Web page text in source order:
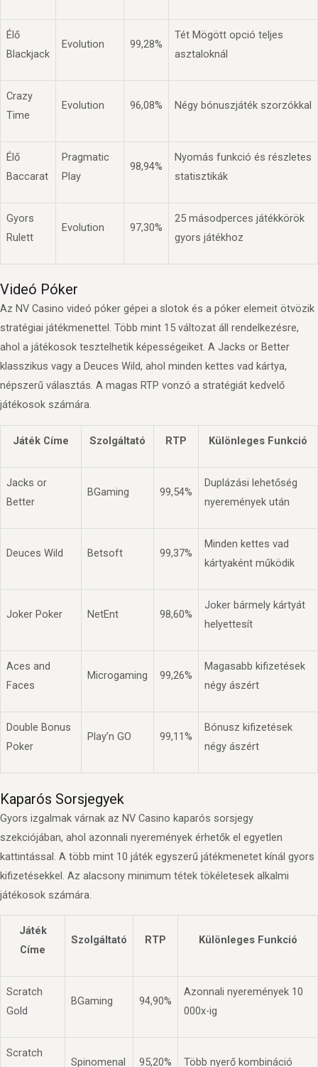
Élő
Blackjack
Evolution 99,28%
Tét Mögött opció teljes
asztaloknál
Crazy
Time
Evolution 96,08% Négy bónuszjáték szorzókkal
Élő
Baccarat
Pragmatic
Play
98,94%
Nyomás funkció és részletes
statisztikák
Gyors
Rulett
Evolution 97,30%
25 másodperces játékkörök
gyors játékhoz
Videó Póker
Az NV Casino videó póker gépei a slotok és a póker elemeit ötvözik
stratégiai játékmenettel. Több mint 15 változat áll rendelkezésre,
ahol a játékosok tesztelhetik képességeiket. A Jacks or Better
klasszikus vagy a Deuces Wild, ahol minden kettes vad kártya,
népszerű választás. A magas RTP vonzó a stratégiát kedvelő
játékosok számára.
Játék Címe Szolgáltató RTP Különleges Funkció
Jacks or
Better
BGaming 99,54%
Duplázási lehetőség
nyeremények után
Deuces Wild Betsoft 99,37%
Minden kettes vad
kártyaként működik
Joker Poker NetEnt 98,60%
Joker bármely kártyát
helyettesít
Aces and
Faces
Microgaming 99,26%
Magasabb kifizetések
négy ászért
Double Bonus
Poker
Play’n GO 99,11%
Bónusz kifizetések
négy ászért
Kaparós Sorsjegyek
Gyors izgalmak várnak az NV Casino kaparós sorsjegy
szekciójában, ahol azonnali nyeremények érhetők el egyetlen
kattintással. A több mint 10 játék egyszerű játékmenetet kínál gyors
kifizetésekkel. Az alacsony minimum tétek tökéletesek alkalmi
játékosok számára.
Játék
Címe
Szolgáltató RTP Különleges Funkció
Scratch
Gold
BGaming 94,90%
Azonnali nyeremények 10
000x-ig
Scratch
Spinomenal 95,20% Több nyerő kombináció